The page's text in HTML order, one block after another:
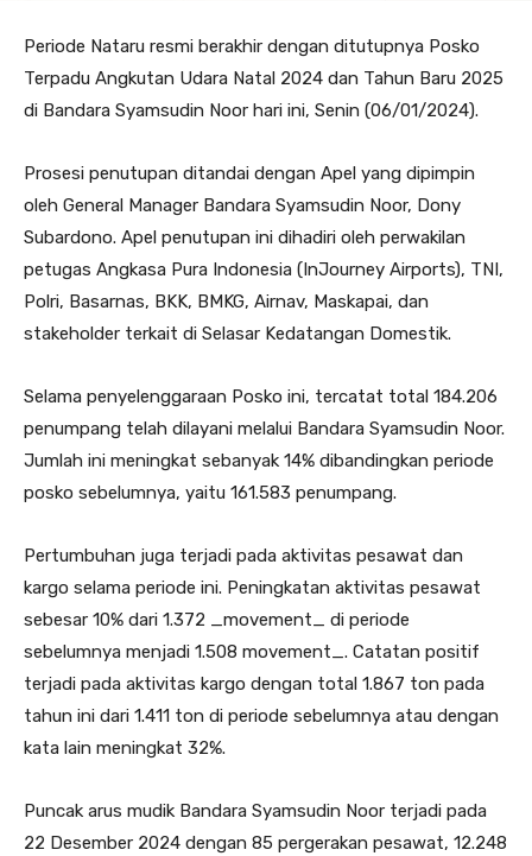
Periode Nataru resmi berakhir dengan ditutupnya Posko
Terpadu Angkutan Udara Natal 2024 dan Tahun Baru 2025
di Bandara Syamsudin Noor hari ini, Senin (06/01/2024).
Prosesi penutupan ditandai dengan Apel yang dipimpin
oleh General Manager Bandara Syamsudin Noor, Dony
Subardono. Apel penutupan ini dihadiri oleh perwakilan
petugas Angkasa Pura Indonesia (InJourney Airports), TNI,
Polri, Basarnas, BKK, BMKG, Airnav, Maskapai, dan
stakeholder terkait di Selasar Kedatangan Domestik.
Selama penyelenggaraan Posko ini, tercatat total 184.206
penumpang telah dilayani melalui Bandara Syamsudin Noor.
Jumlah ini meningkat sebanyak 14% dibandingkan periode
posko sebelumnya, yaitu 161.583 penumpang.
Pertumbuhan juga terjadi pada aktivitas pesawat dan
kargo selama periode ini. Peningkatan aktivitas pesawat
sebesar 10% dari 1.372 _movement_ di periode
sebelumnya menjadi 1.508 movement_. Catatan positif
terjadi pada aktivitas kargo dengan total 1.867 ton pada
tahun ini dari 1.411 ton di periode sebelumnya atau dengan
kata lain meningkat 32%.
Puncak arus mudik Bandara Syamsudin Noor terjadi pada
22 Desember 2024 dengan 85 pergerakan pesawat, 12.248